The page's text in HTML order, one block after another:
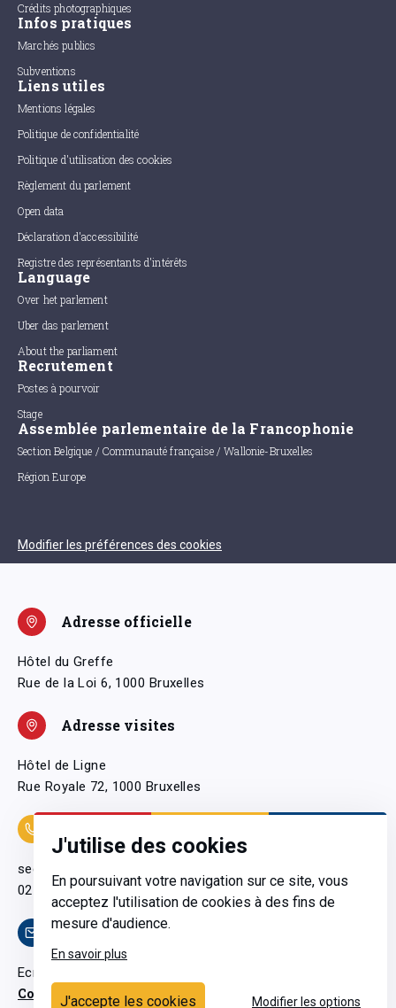
J'utilise des cookies
En poursuivant votre navigation sur ce site, vous
acceptez l'utilisation de cookies à des fins de
mesure d'audience.
En savoir plus
J'accepte les cookies Modifier les options
Crédits photographiques
Infos pratiques
Marchés publics
Subventions
Liens utiles
Mentions légales
Politique de confidentialité
Politique d'utilisation des cookies
Règlement du parlement
Open data
Déclaration d'accessibilité
Registre des représentants d'intérêts
Language
Over het parlement
Uber das parlement
About the parliament
Recrutement
Postes à pourvoir
Stage
Assemblée parlementaire de la Francophonie
Section Belgique / Communauté française / Wallonie-Bruxelles
Région Europe
Modifier les préférences des cookies
Adresse officielle
Hôtel du Greffe
Rue de la Loi 6, 1000 Bruxelles
Adresse visites
Hôtel de Ligne
Rue Royale 72, 1000 Bruxelles
secretariatgeneral@pfwb.be
02 506 38 11
Contact
Ecrivez-nous
Contactez-nous